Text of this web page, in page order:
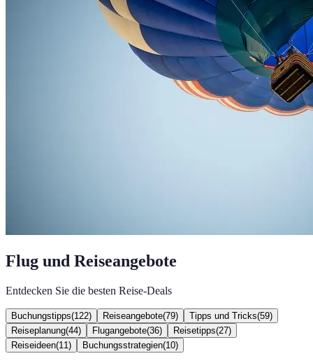
Flug und Reiseangebote
Entdecken Sie die besten Reise-Deals
Buchungstipps(122) Reiseangebote(79) Tipps und Tricks(59)
Reiseplanung(44) Flugangebote(36) Reisetipps(27)
Reiseideen(11 ) Buchungsstrategien(10)